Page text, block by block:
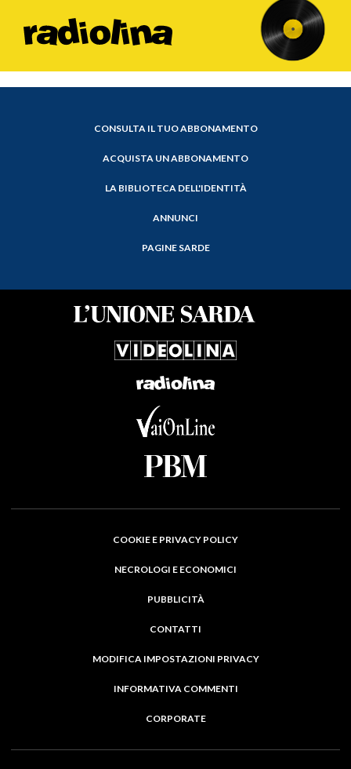
CONSULTA IL TUO ABBONAMENTO
ACQUISTA UN ABBONAMENTO
LA BIBLIOTECA DELL'IDENTITÀ
ANNUNCI
PAGINE SARDE
COOKIE E PRIVACY POLICY
NECROLOGI E ECONOMICI
PUBBLICITÀ
CONTATTI
MODIFICA IMPOSTAZIONI PRIVACY
INFORMATIVA COMMENTI
CORPORATE